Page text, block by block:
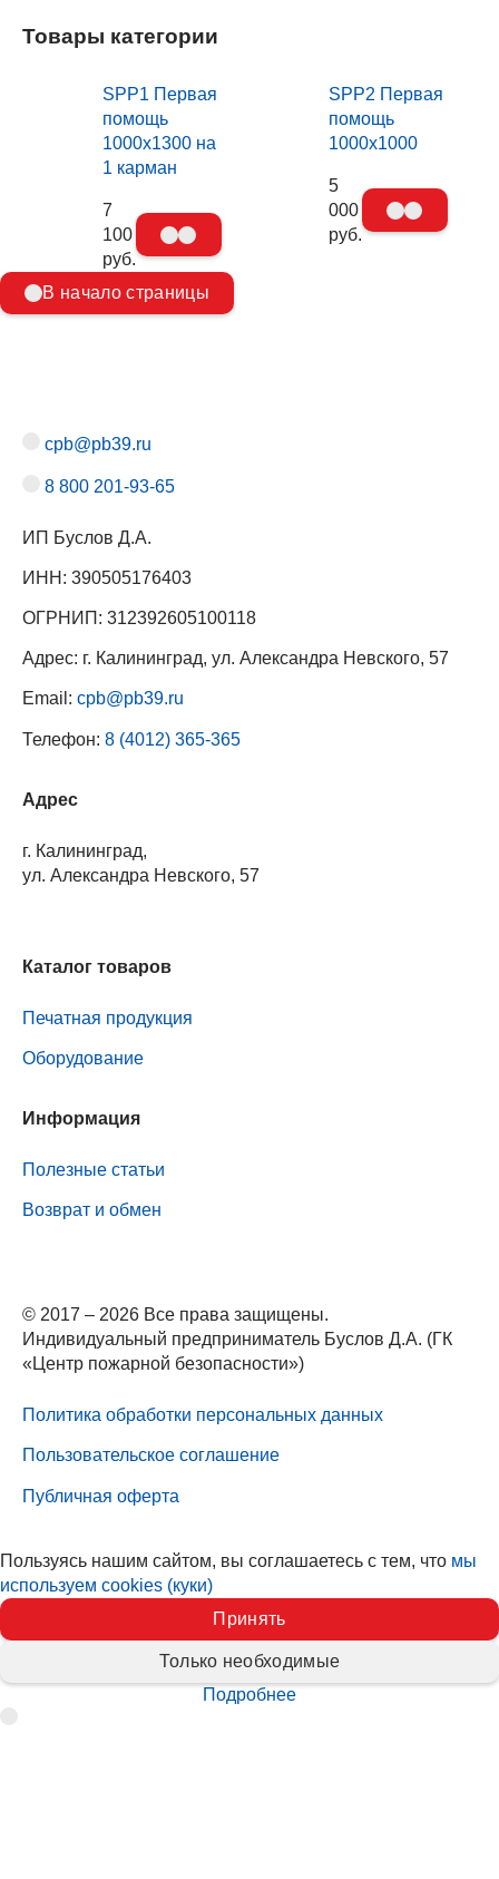
Товары категории
SPP1 Первая
помощь
1000х1300 на
1 карман
7
100
руб.
SPP2 Первая
помощь
1000х1000
5
000
руб.
В начало страницы
cpb@pb39.ru
8 800 201-93-65
ИП Буслов Д.А.
ИНН: 390505176403
ОГРНИП: 312392605100118
Адрес: г. Калининград, ул. Александра Невского, 57
Email: cpb@pb39.ru
Телефон: 8 (4012) 365-365
Адрес
г. Калининград,
ул. Александра Невского, 57
Каталог товаров
Печатная продукция
Оборудование
Информация
Полезные статьи
Возврат и обмен
© 2017 – 2026 Все права защищены.
Индивидуальный предприниматель Буслов Д.А. (ГК
«Центр пожарной безопасности»)
Политика обработки персональных данных
Пользовательское соглашение
Публичная оферта
Пользуясь нашим сайтом, вы соглашаетесь с тем, что мы
используем cookies (куки)
Принять
Только необходимые
Подробнее